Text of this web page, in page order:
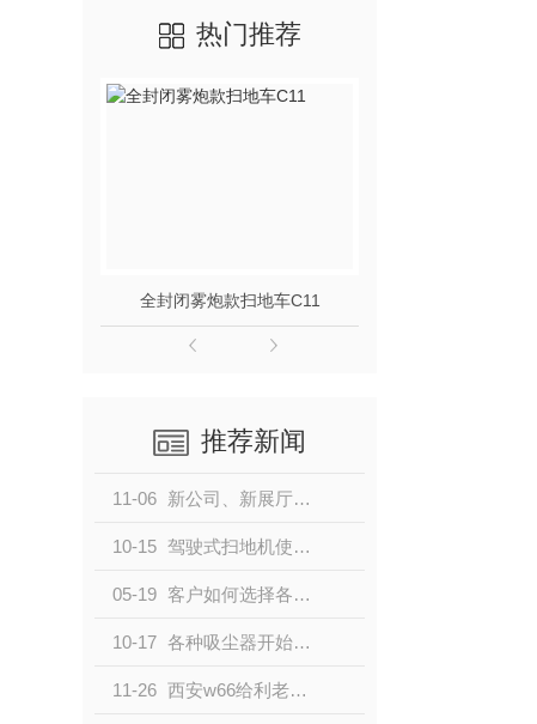
热门推荐
全封闭雾炮款扫地车C11
推荐新闻
11-06 新公司、新展厅、新气象
10-15 驾驶式扫地机使用时需要注意的问题
05-19 客户如何选择各种类型的西安扫地机？
10-17 各种吸尘器开始出现在市场中，大众对它的顾虑还有哪些
11-26 西安w66给利老牌清洁，地面清洁的专业伙伴